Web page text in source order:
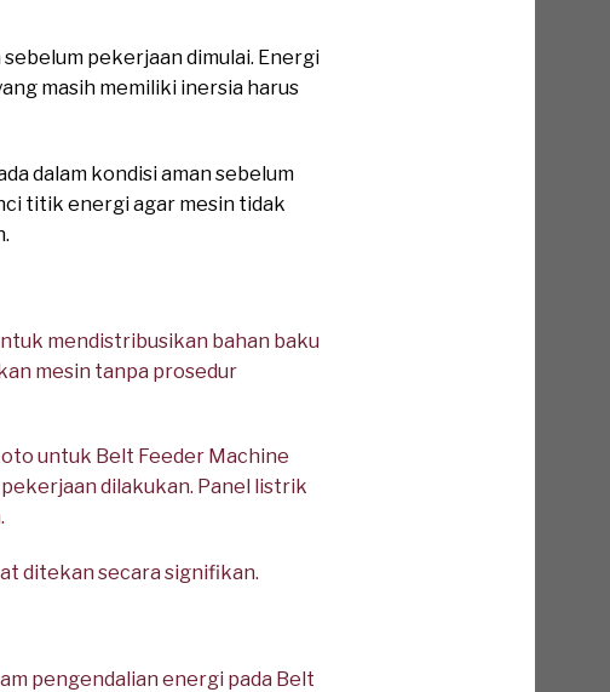
pekerjaan dimulai. Energi
masih memiliki inersia harus
dalam kondisi aman sebelum
titik energi agar mesin tidak
mendistribusikan bahan baku
mesin tanpa prosedur
untuk Belt Feeder Machine
dilakukan. Panel listrik
ditekan secara signifikan.
pengendalian energi pada Belt